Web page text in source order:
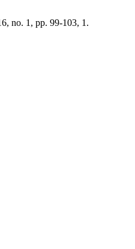
no. 1, pp. 99-103, 1.